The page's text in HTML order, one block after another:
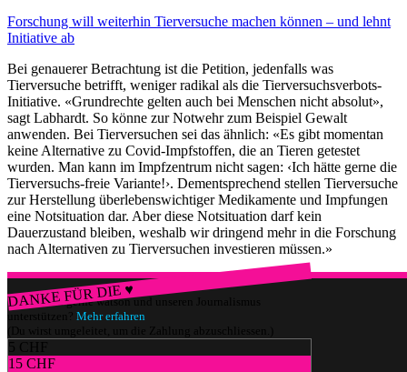
Forschung will weiterhin Tierversuche machen können – und lehnt
Initiative ab
Bei genauerer Betrachtung ist die Petition, jedenfalls was
Tierversuche betrifft, weniger radikal als die Tierversuchsverbots-
Initiative. «Grundrechte gelten auch bei Menschen nicht absolut»,
sagt Labhardt. So könne zur Notwehr zum Beispiel Gewalt
anwenden. Bei Tierversuchen sei das ähnlich: «Es gibt momentan
keine Alternative zu Covid-Impfstoffen, die an Tieren getestet
wurden. Man kann im Impfzentrum nicht sagen: ‹Ich hätte gerne die
Tierversuchs-freie Variante!›. Dementsprechend stellen Tierversuche
zur Herstellung überlebenswichtiger Medikamente und Impfungen
eine Notsituation dar. Aber diese Notsituation darf kein
Dauerzustand bleiben, weshalb wir dringend mehr in die Forschung
nach Alternativen zu Tierversuchen investieren müssen.»
DANKE FÜR DIE ♥
Würdest du gerne watson und unseren Journalismus
unterstützen? Mehr erfahren
(Du wirst umgeleitet, um die Zahlung abzuschliessen.)
5 CHF
15 CHF